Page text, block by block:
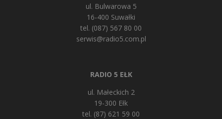
ul. Bulwarowa 5
16-400 Suwałki
tel. (087) 567 80 00
serwis@radio5.com.pl
RADIO 5 EŁK
ul. Małeckich 2
19-300 Ełk
tel. (87) 621 59 00